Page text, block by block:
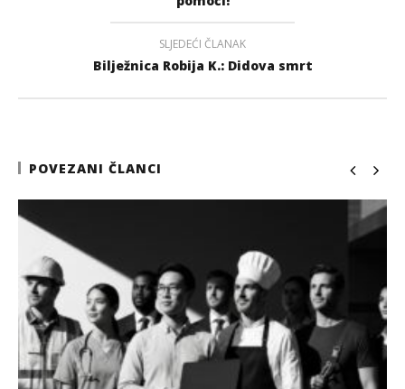
SLJEDEĆI ČLANAK
Bilježnica Robija K.: Didova smrt
POVEZANI ČLANCI